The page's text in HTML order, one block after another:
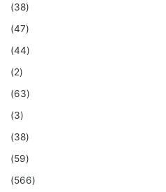
(38)
(47)
(44)
(2)
(63)
(3)
(38)
(59)
(566)